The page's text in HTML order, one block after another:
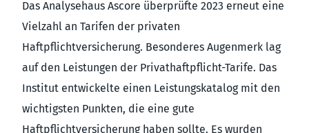
Das Analysehaus Ascore überprüfte 2023 erneut eine
Vielzahl an Tarifen der privaten
Haftpflichtversicherung. Besonderes Augenmerk lag
auf den Leistungen der Privathaftpflicht-Tarife. Das
Institut entwickelte einen Leistungskatalog mit den
wichtigsten Punkten, die eine gute
Haftpflichtversicherung haben sollte. Es wurden